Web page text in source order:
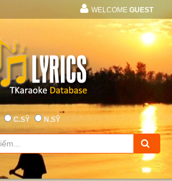
WELCOME GUEST
C.SỸ N.SỸ